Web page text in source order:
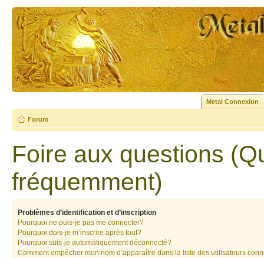
Metal Connexion
Forum
Foire aux questions
fréquemment)
Problèmes d’identification et d’inscription
Pourquoi ne puis-je pas me connecter?
Pourquoi dois-je m’inscrire après tout?
Pourquoi suis-je automatiquement déconnecté?
Comment empêcher mon nom d’apparaître dans la liste des utilisateurs